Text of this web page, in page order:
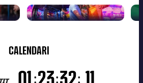
MUSEU
CALENDARI
: : :